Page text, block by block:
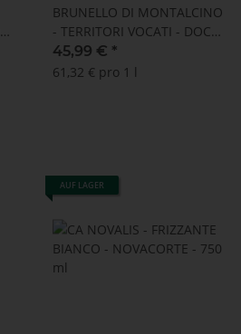
BRUNELLO DI MONTALCINO
- TERRITORI VOCATI - DOCG
- 750 ml
45,99 € *
61,32 € pro 1 l
AUF LAGER